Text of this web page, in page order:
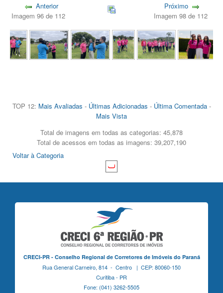
Anterior
Imagem 96 de 112
Próximo
Imagem 98 de 112
TOP 12: Mais Avaliadas - Últimas Adicionadas - Última Comentada-
Mais Vista
Total de imagens em todas as categorias: 45,878
Total de acessos em todas as imagens: 39,207,190
Voltar à Categoria
CRECI-PR - Conselho Regional de Corretores de Imóveis do Paraná
Rua General Carneiro, 814 - Centro | CEP: 80060-150
Curitiba - PR
Fone: (041) 3262-5505